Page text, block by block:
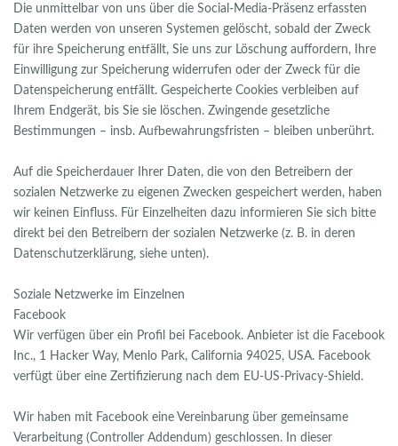
Die unmittelbar von uns über die Social-Media-Präsenz erfassten
Daten werden von unseren Systemen gelöscht, sobald der Zweck
für ihre Speicherung entfällt, Sie uns zur Löschung auffordern, Ihre
Einwilligung zur Speicherung widerrufen oder der Zweck für die
Datenspeicherung entfällt. Gespeicherte Cookies verbleiben auf
Ihrem Endgerät, bis Sie sie löschen. Zwingende gesetzliche
Bestimmungen – insb. Aufbewahrungsfristen – bleiben unberührt.
Auf die Speicherdauer Ihrer Daten, die von den Betreibern der
sozialen Netzwerke zu eigenen Zwecken gespeichert werden, haben
wir keinen Einfluss. Für Einzelheiten dazu informieren Sie sich bitte
direkt bei den Betreibern der sozialen Netzwerke (z. B. in deren
Datenschutzerklärung, siehe unten).
Soziale Netzwerke im Einzelnen
Facebook
Wir verfügen über ein Profil bei Facebook. Anbieter ist die Facebook
Inc., 1 Hacker Way, Menlo Park, California 94025, USA. Facebook
verfügt über eine Zertifizierung nach dem EU-US-Privacy-Shield.
Wir haben mit Facebook eine Vereinbarung über gemeinsame
Verarbeitung (Controller Addendum) geschlossen. In dieser